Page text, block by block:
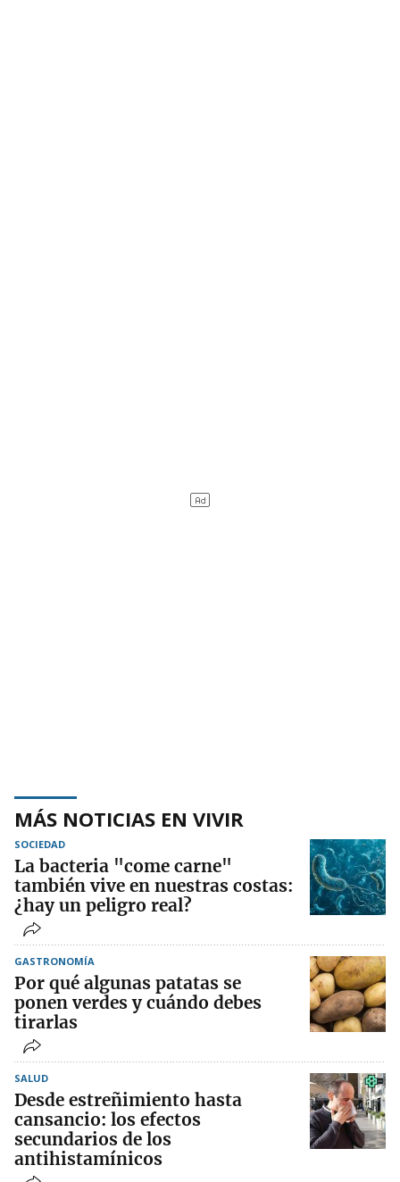
MÁS NOTICIAS EN VIVIR
SOCIEDAD
La bacteria "come carne"
también vive en nuestras costas:
¿hay un peligro real?
GASTRONOMÍA
Por qué algunas patatas se
ponen verdes y cuándo debes
tirarlas
SALUD
Desde estreñimiento hasta
cansancio: los efectos
secundarios de los
antihistamínicos